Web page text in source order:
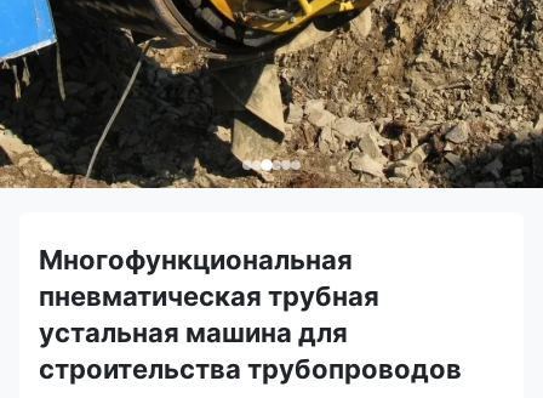
Многофункциональная
пневматическая трубная
устальная машина для
строительства трубопроводов